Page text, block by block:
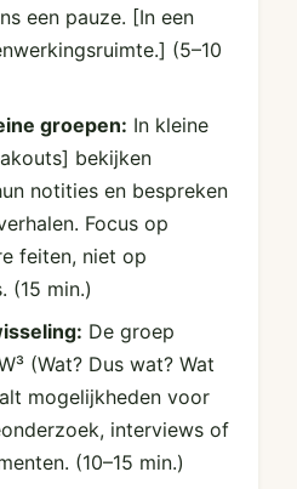
een pauze. [In een
(5–10
groepen: In kleine
bekijken
notities en bespreken
Focus op
feiten, niet op
(15 min.)
De groep
(Wat? Dus wat? Wat
mogelijkheden voor
interviews of
(10–15 min.)